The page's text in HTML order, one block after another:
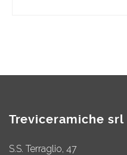
Treviceramiche srl
S.S. Terraglio, 47